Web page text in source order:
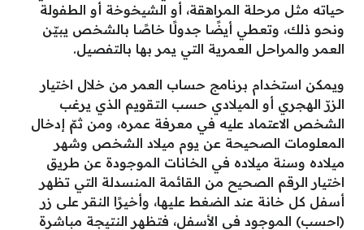
حياته مثل مرحلة المراهقة، أو الشيخوخة أو الطفولة
ونحو ذلك، وتعطي أيضًا جدولًا خاصًا بالشخص يبيّن
العمر والمراحل العمرية التي يمر بها بالتفصيل.
ويمكن استخدام برنامج حساب العمر من خلال اختيار
الزرّ الهجري أو الميلادي حسب التقويم الذي يرغب
الشخص الاعتماد عليه في معرفة عمره، ومن ثمّ إدخال
المعلومات الصحيحة عن يوم ميلاد الشخص وشهر
ميلاده وسنة ميلاده في الخانات الموجودة عن طريق
اختيار الرقم الصحيح من القائمة المنسدلة التي تظهر
أسفل كل خانة عند الضغط عليها، وأخيرًا النقر على زر
(احسب) الموجود في الأسفل، فتظهر النتيجة مباشرة